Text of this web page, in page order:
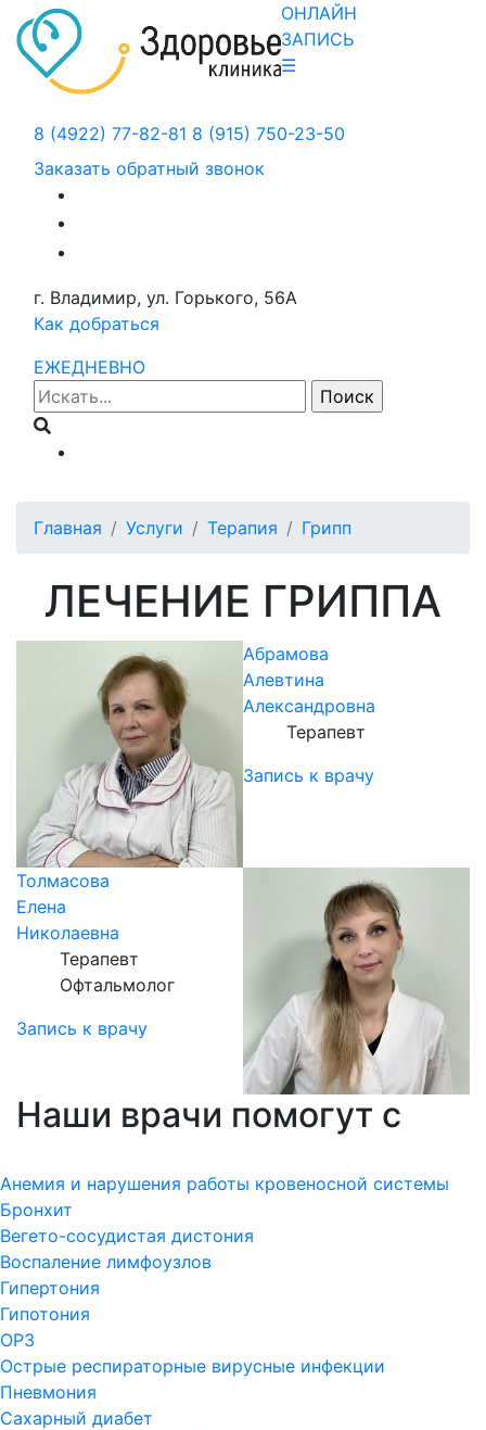
ОНЛАЙН
ЗАПИСЬ
☰
8 (4922) 77-82-81 8 (915) 750-23-50
Заказать обратный звонок
г. Владимир, ул. Горького, 56А
Как добраться
ЕЖЕДНЕВНО
Главная Услуги Терапия Грипп
ЛЕЧЕНИЕ ГРИППА
Абрамова
Алевтина
Александровна
Терапевт
Запись к врачу
Толмасова
Елена
Николаевна
Терапевт
Офтальмолог
Запись к врачу
Наши врачи помогут с
Анемия и нарушения работы кровеносной системы
Бронхит
Вегето-сосудистая дистония
Воспаление лимфоузлов
Гипертония
Гипотония
ОРЗ
Острые респираторные вирусные инфекции
Пневмония
Сахарный диабет